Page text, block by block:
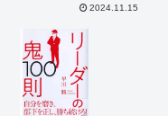
2024.11.15